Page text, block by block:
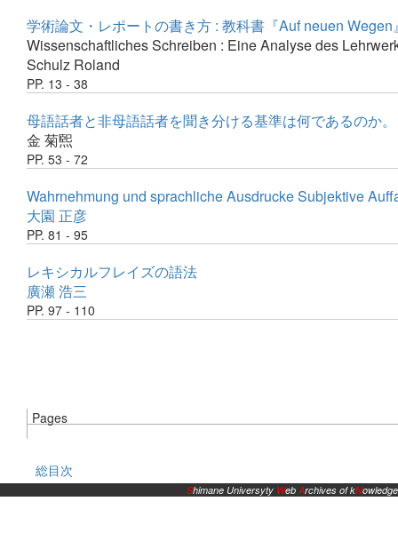
学術論文・レポートの書き方 : 教科書『Auf neuen Wegen
Wissenschaftliches Schreiben : Eine Analyse des
Schulz Roland
PP. 13 - 38
母語話者と非母語話者を聞き分ける基準は何であるのか
金 菊煕
PP. 53 - 72
Wahrnehmung und sprachliche Ausdrucke Subjektive
大園 正彦
PP. 81 - 95
レキシカルフレイズの語法
廣瀬 浩三
PP. 97 - 110
Pages
総目次
Shimane Universyty WebArchives of kNowledge